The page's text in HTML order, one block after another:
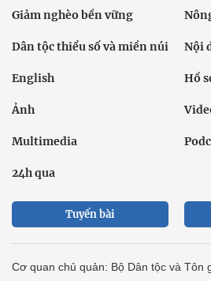
Giảm nghèo bền vững
Dân tộc thiểu số và miền núi Nội
English Hồ
Ảnh
Multimedia
24h qua
Tuyến bài
Cơ quan chủ quản: Bộ Dân tộc và Tôn